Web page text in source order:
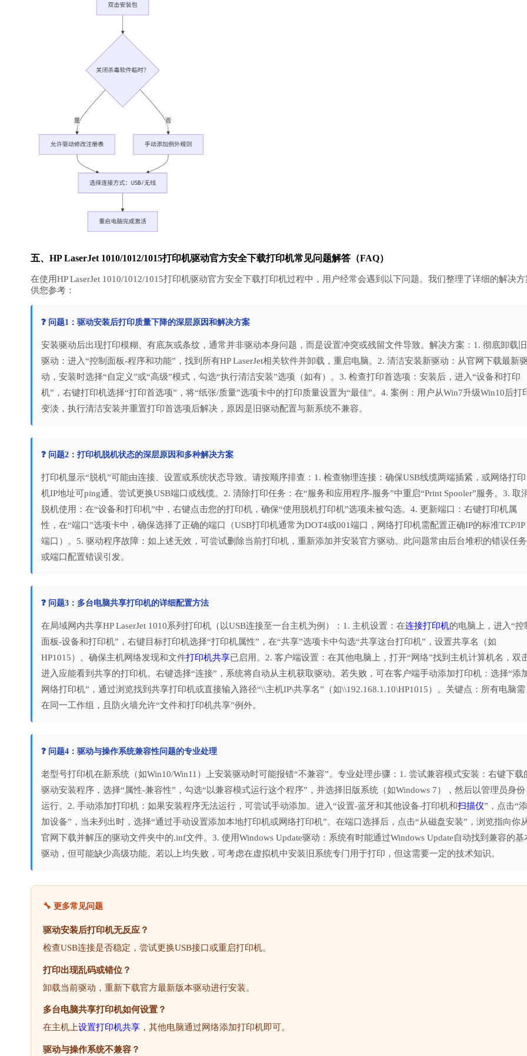
五、HP LaserJet 1010/1012/1015打印机驱动官方安全下载打印机常见问题解答（FAQ）
在使用HP LaserJet 1010/1012/1015打印机驱动官方安全下载打印机过程中，用户经常会遇到以下问题。我们整理了详细的解决方
供您参考：
❓ 问题1：驱动安装后打印质量下降的深层原因和解决方案
安装驱动后出现打印模糊、有底灰或条纹，通常并非驱动本身问题，而是设置冲突或残留文件导致。解决方案：1. 彻底卸载旧
驱动：进入“控制面板-程序和功能”，找到所有HP LaserJet相关软件并卸载，重启电脑。2. 清洁安装新驱动：从官网下载最新驱
动，安装时选择“自定义”或“高级”模式，勾选“执行清洁安装”选项（如有）。3. 检查打印首选项：安装后，进入“设备和打印
机”，右键打印机选择“打印首选项”，将“纸张/质量”选项卡中的打印质量设置为“最佳”。4. 案例：用户从Win7升级Win10后打
变淡，执行清洁安装并重置打印首选项后解决，原因是旧驱动配置与新系统不兼容。
❓ 问题2：打印机脱机状态的深层原因和多种解决方案
打印机显示“脱机”可能由连接、设置或系统状态导致。请按顺序排查：1. 检查物理连接：确保USB线缆两端插紧，或网络打印
机IP地址可ping通。尝试更换USB端口或线缆。2. 清除打印任务：在“服务和应用程序-服务”中重启“Print Spooler”服务。3. 取
脱机使用：在“设备和打印机”中，右键点击您的打印机，确保“使用脱机打印机”选项未被勾选。4. 更新端口：右键打印机属
性，在“端口”选项卡中，确保选择了正确的端口（USB打印机通常为DOT4或001端口，网络打印机需配置正确IP的标准TCP/IP
端口）。5. 驱动程序故障：如上述无效，可尝试删除当前打印机，重新添加并安装官方驱动。此问题常由后台堆积的错误任务
或端口配置错误引发。
❓ 问题3：多台电脑共享打印机的详细配置方法
在局域网内共享HP LaserJet 1010系列打印机（以USB连接至一台主机为例）：1. 主机设置：在连接打印机的电脑上，进入“控
面板-设备和打印机”，右键目标打印机选择“打印机属性”，在“共享”选项卡中勾选“共享这台打印机”，设置共享名（如
HP1015）。确保主机网络发现和文件打印机共享已启用。2. 客户端设置：在其他电脑上，打开“网络”找到主机计算机名，双
进入应能看到共享的打印机。右键选择“连接”，系统将自动从主机获取驱动。若失败，可在客户端手动添加打印机：选择“添
网络打印机”，通过浏览找到共享打印机或直接输入路径“\\主机IP\共享名”（如\\192.168.1.10\HP1015）。关键点：所有电脑需
在同一工作组，且防火墙允许“文件和打印机共享”例外。
❓ 问题4：驱动与操作系统兼容性问题的专业处理
老型号打印机在新系统（如Win10/Win11）上安装驱动时可能报错“不兼容”。专业处理步骤：1. 尝试兼容模式安装：右键下载
驱动安装程序，选择“属性-兼容性”，勾选“以兼容模式运行这个程序”，并选择旧版系统（如Windows 7），然后以管理员身份
运行。2. 手动添加打印机：如果安装程序无法运行，可尝试手动添加。进入“设置-蓝牙和其他设备-打印机和扫描仪”，点击“添
加设备”，当未列出时，选择“通过手动设置添加本地打印机或网络打印机”。在端口选择后，点击“从磁盘安装”，浏览指向你
官网下载并解压的驱动文件夹中的.inf文件。3. 使用Windows Update驱动：系统有时能通过Windows Update自动找到兼容的基
驱动，但可能缺少高级功能。若以上均失败，可考虑在虚拟机中安装旧系统专门用于打印，但这需要一定的技术知识。
🔧 更多常见问题
驱动安装后打印机无反应？
检查USB连接是否稳定，尝试更换USB接口或重启打印机。
打印出现乱码或错位？
卸载当前驱动，重新下载官方最新版本驱动进行安装。
多台电脑共享打印机如何设置？
在主机上设置打印机共享 ，其他电脑通过网络添加打印机即可。
驱动与操作系统不兼容？